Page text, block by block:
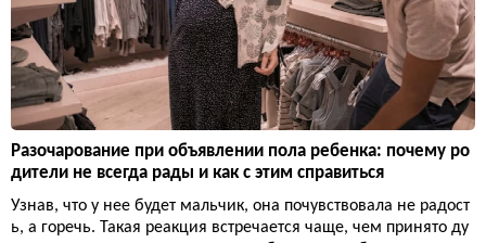
Разочарование при объявлении пола ребенка: почему ро
дители не всегда рады и как с этим справиться
Узнав, что у нее будет мальчик, она почувствовала не радост
ь, а горечь. Такая реакция встречается чаще, чем принято ду